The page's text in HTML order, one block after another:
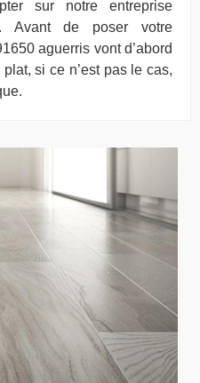
sur notre entreprise
Avant de poser votre
aguerris vont d’abord
si ce n’est pas le cas,